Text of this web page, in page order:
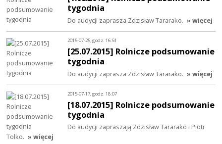
tygodnia
Do audycji zaprasza Zdzisław Tararako. » więcej
2015-07-25, godz. 16:51
[25.07.2015] Rolnicze podsumowanie
tygodnia
Do audycji zaprasza Zdzisław Tararako. » więcej
2015-07-17, godz. 18:07
[18.07.2015] Rolnicze podsumowanie
tygodnia
Do audycji zapraszają Zdzisław Tararako i Piotr
Tolko. » więcej